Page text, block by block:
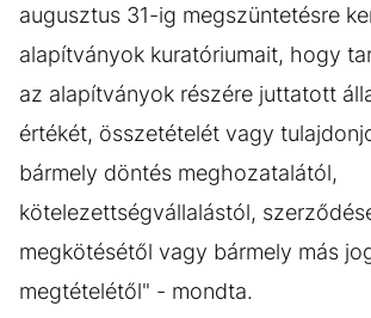
augusztus 31-ig megszüntetésre
alapítványok kuratóriumait, hogy
az alapítványok részére juttatott
értékét, összetételét vagy
bármely döntés meghozatalától,
kötelezettségvállalástól,
megkötésétől vagy bármely más
megtételétől" - mondta.